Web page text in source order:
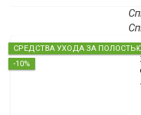
СРЕДСТВА УХОДА ЗА
-10%